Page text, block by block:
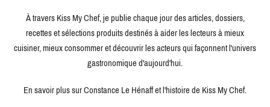
À travers Kiss My Chef, je publie chaque jour des articles, dossiers,
recettes et sélections produits destinés à aider les lecteurs à mieux
cuisiner, mieux consommer et découvrir les acteurs qui façonnent l'univers
gastronomique d'aujourd'hui.
En savoir plus sur Constance Le Hénaff et l'histoire de Kiss My Chef.